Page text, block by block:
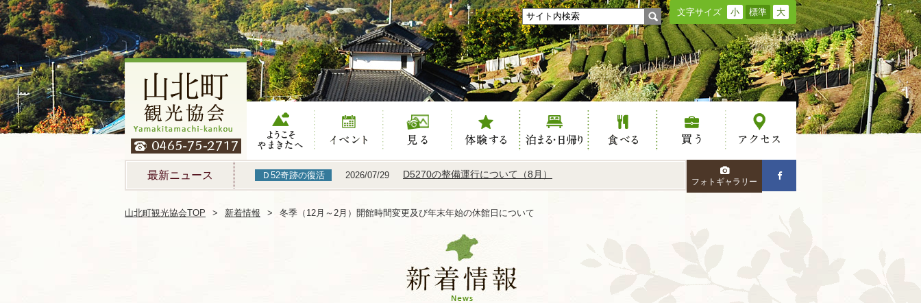
文字サイズ 小 標準 大
ようこそやまき
たへ
イベント 見る 体験する 泊まる 食べる 買う アクセス
最新ニュース Ｄ52奇跡の復活 2026/07/29 D5270の整備運行について（8月）
フォトギャラリー
山北町観光協会TOP 新着情報 冬季（12月～2月）開館時間変更及び年末年始の休館日について